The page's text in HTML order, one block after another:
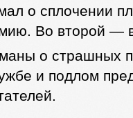
о сплочении
Во второй —
о страшных
и подлом